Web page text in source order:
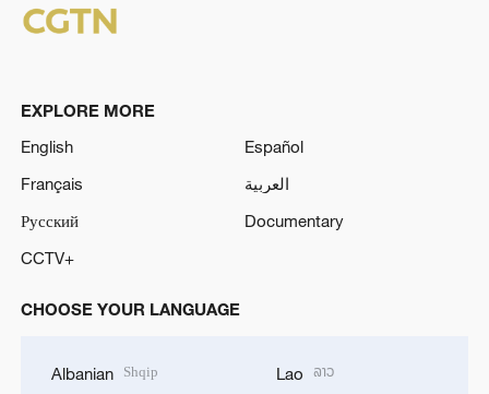
EXPLORE MORE
English
Español
Français
العربية
Русский
Documentary
CCTV+
CHOOSE YOUR LANGUAGE
Albanian Shqip Lao ລາວ